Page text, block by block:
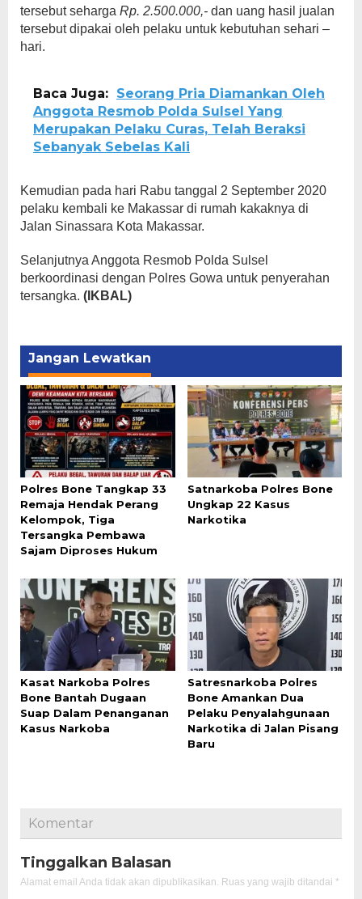
tersebut seharga Rp. 2.500.000,- dan uang hasil jualan
tersebut dipakai oleh pelaku untuk kebutuhan sehari –
hari.
Baca Juga: Seorang Pria Diamankan Oleh
Anggota Resmob Polda Sulsel Yang
Merupakan Pelaku Curas, Telah Beraksi
Sebanyak Sebelas Kali
Kemudian pada hari Rabu tanggal 2 September 2020
pelaku kembali ke Makassar di rumah kakaknya di
Jalan Sinassara Kota Makassar.
Selanjutnya Anggota Resmob Polda Sulsel
berkoordinasi dengan Polres Gowa untuk penyerahan
tersangka. (IKBAL)
Jangan Lewatkan
Polres Bone Tangkap 33
Remaja Hendak Perang
Kelompok, Tiga
Tersangka Pembawa
Sajam Diproses Hukum
Satnarkoba Polres Bone
Ungkap 22 Kasus
Narkotika
Kasat Narkoba Polres
Bone Bantah Dugaan
Suap Dalam Penanganan
Kasus Narkoba
Satresnarkoba Polres
Bone Amankan Dua
Pelaku Penyalahgunaan
Narkotika di Jalan Pisang
Baru
Komentar
Tinggalkan Balasan
Alamat email Anda tidak akan dipublikasikan. Ruas yang wajib ditandai *